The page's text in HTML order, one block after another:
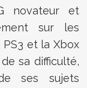
novateur et
sur les
et la Xbox
sa difficulté,
ses sujets